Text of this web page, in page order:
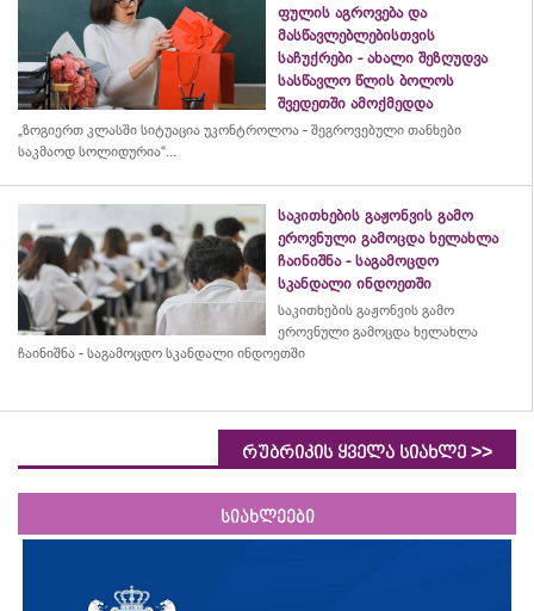
ფულის აგროვება და
მასწავლებლებისთვის
საჩუქრები - ახალი შეზღუდვა
სასწავლო წლის ბოლოს
შვედეთში ამოქმედდა
„ზოგიერთ კლასში სიტუაცია უკონტროლოა - შეგროვებული თანხები
საკმაოდ სოლიდურია“...
საკითხების გაჟონვის გამო
ეროვნული გამოცდა ხელახლა
ჩაინიშნა - საგამოცდო
სკანდალი ინდოეთში
საკითხების გაჟონვის გამო
ეროვნული გამოცდა ხელახლა
ჩაინიშნა - საგამოცდო სკანდალი ინდოეთში
რუბრიკის ყველა სიახლე >>
სიახლეები